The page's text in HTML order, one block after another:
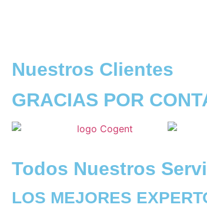
Nuestros Clientes
GRACIAS POR
Todos Nuestros
LOS MEJORES